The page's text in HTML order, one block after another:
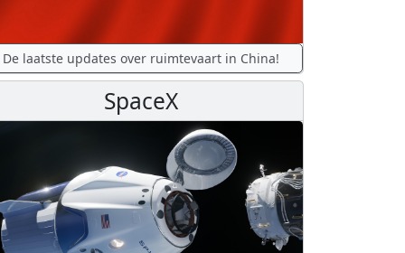
De laatste updates over ruimtevaart in China!
SpaceX